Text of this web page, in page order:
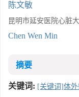
陈文敏
昆明市延安医院心脏
Chen Wen Min
摘要
关键词: [关键词]体外